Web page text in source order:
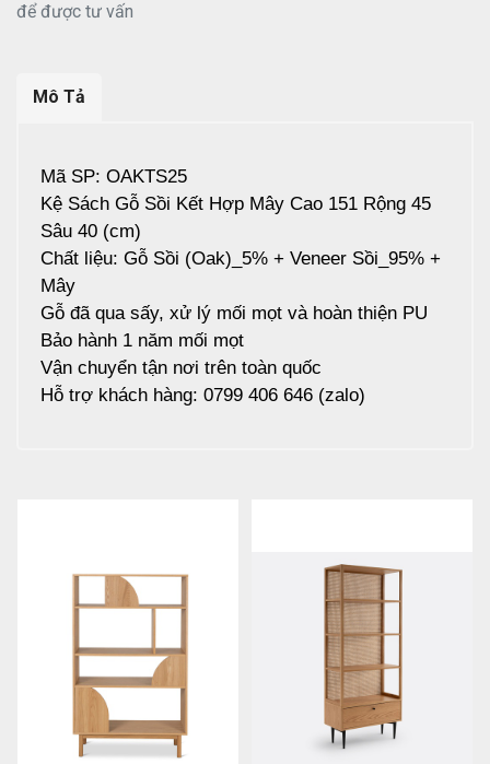
để được tư vấn
Mô Tả
Mã SP: OAKTS25
Kệ Sách Gỗ Sồi Kết Hợp Mây Cao 151 Rộng 45
Sâu 40 (cm)
Chất liệu: Gỗ Sồi (Oak)_5% + Veneer Sồi_95% +
Mây
Gỗ đã qua sấy, xử lý mối mọt và hoàn thiện PU
Bảo hành 1 năm mối mọt
Vận chuyển tận nơi trên toàn quốc
Hỗ trợ khách hàng: 0799 406 646 (zalo)